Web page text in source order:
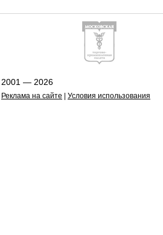
2001 — 2026
Реклама на сайте Условия использования